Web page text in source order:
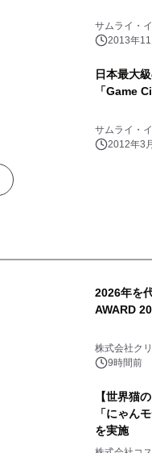
サムライ・
2013年
日本最大
「Game
サムライ・
2012年3
2026年を
株式会社ク
9時間前
【世界猫
「にゃん
を実施